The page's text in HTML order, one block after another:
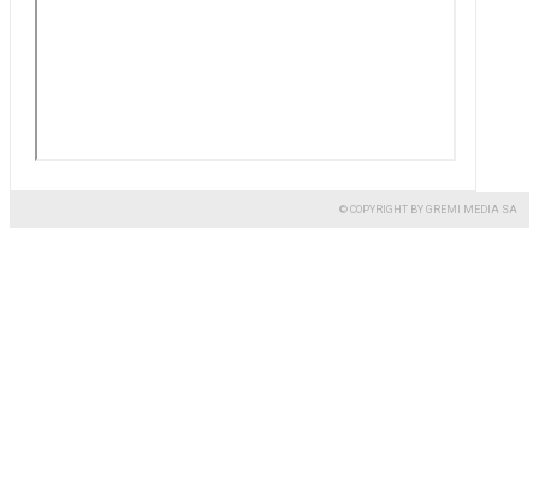
© COPYRIGHT BY GREMI MEDIA SA